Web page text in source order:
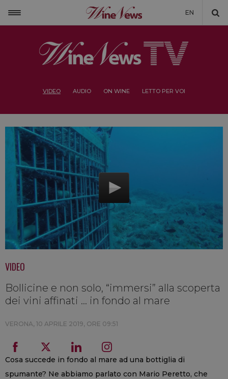
EN
VIDEO AUDIO ON WINE LETTO PER VOI
VIDEO
Bollicine e non solo, “immersi” alla scoperta
dei vini affinati ... in fondo al mare
VERONA, 10 APRILE 2019, ORE 09:51
Cosa succede in fondo al mare ad una bottiglia di
spumante? Ne abbiamo parlato con Mario Peretto, che